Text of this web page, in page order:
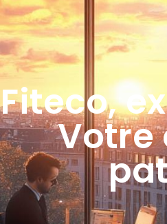
Fiteco,
Votre